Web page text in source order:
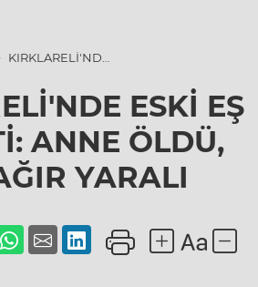
KIRKLARELİ'NDE
DEHŞETİ: ANNE
ÖLDÜ, KIZI AĞIR
YARALI
ESKİ EŞ
ANNE ÖLDÜ,
YARALI